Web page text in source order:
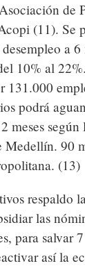
de
(11). Se
a
10% al
131.000
podrá
meses
Medellín. 90
(13)
respaldo
las
para salvar
así la